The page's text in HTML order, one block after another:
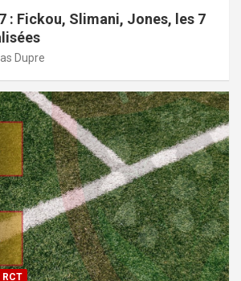
: Fickou, Slimani, Jones, les 7
Dupre
RCT